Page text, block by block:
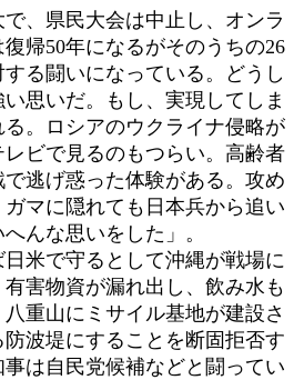
、県民大会は中止し、オンラ
帰50年になるがそのうちの26
る闘いになっている。どうし
思いだ。もし、実現してしま
。ロシアのウクライナ侵略が
ビで見るのもつらい。高齢者
逃げ惑った体験がある。攻め
マに隠れても日本兵から追い
んな思いをした」。
米で守るとして沖縄が戦場に
害物資が漏れ出し、飲み水も
重山にミサイル基地が建設さ
波堤にすることを断固拒否す
は自民党候補などと闘ってい